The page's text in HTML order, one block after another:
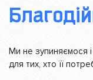
Ми не зупиняємося
для тих, хто її